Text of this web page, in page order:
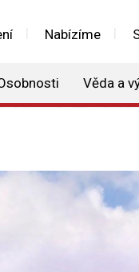
Nabízíme
Věda a